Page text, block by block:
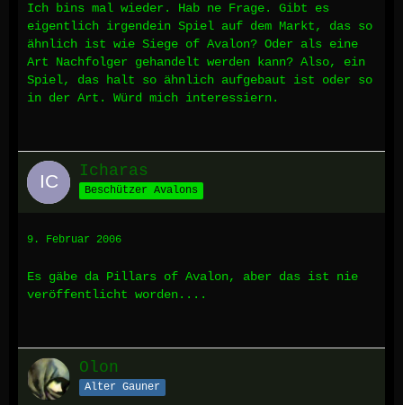
Ich bins mal wieder. Hab ne Frage. Gibt es
eigentlich irgendein Spiel auf dem Markt, das so
ähnlich ist wie Siege of Avalon? Oder als eine
Art Nachfolger gehandelt werden kann? Also, ein
Spiel, das halt so ähnlich aufgebaut ist oder so
in der Art. Würd mich interessiern.
Icharas
Beschützer Avalons
9. Februar 2006
Es gäbe da Pillars of Avalon, aber das ist nie
veröffentlicht worden....
Olon
Alter Gauner